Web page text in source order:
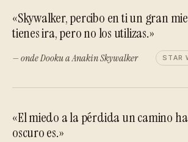
«Skywalker, percibo en ti un gran
tienes ira, pero no los utilizas.»
— onde Dooku a Anakin Skywalker STAR
«El miedo a la pérdida un camino
oscuro es.»